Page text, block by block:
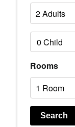
Rooms
Search